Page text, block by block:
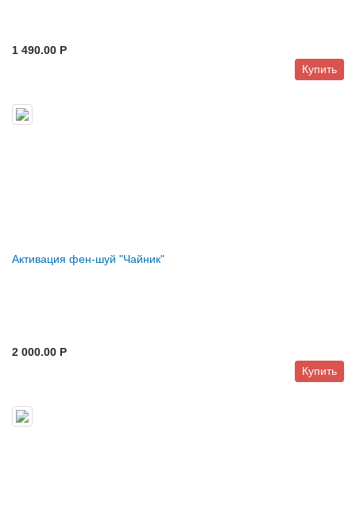
1 490.00 P
Купить
Активация фен-шуй "Чайник"
2 000.00 P
Купить